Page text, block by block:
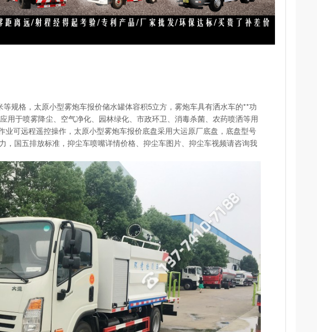
等规格，太原小型雾炮车报价储水罐体容积5立方，雾炮车具有洒水车的**功
用于喷雾降尘、空气净化、园林绿化、市政环卫、消毒杀菌、农药喷洒等用
业可远程遥控操作，太原小型雾炮车报价底盘采用大运原厂底盘，底盘型号
国五排放标准，抑尘车喷嘴详情价格、 抑尘车图片、抑尘车视频请咨询我